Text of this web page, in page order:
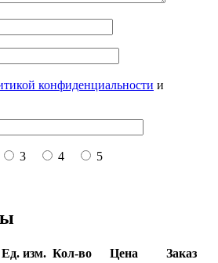
конфиденциальности и
3 4 5
Ед. изм. Кол-во Цена
Заказ